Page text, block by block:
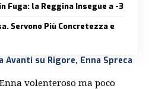
Fuga: la Reggina Insegue a -3
Servono Più Concretezza e
Avanti su Rigore, Enna Spreca
volenteroso ma poco